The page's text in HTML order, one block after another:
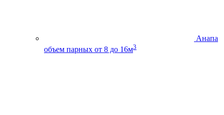
Анапа
объем парных от 8 до 16м3